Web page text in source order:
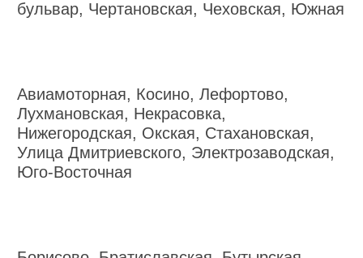
бульвар, Чертановская, Чеховская, Южная
Авиамоторная, Косино, Лефортово,
Лухмановская, Некрасовка,
Нижегородская, Окская, Стахановская,
Улица Дмитриевского, Электрозаводская,
Юго-Восточная